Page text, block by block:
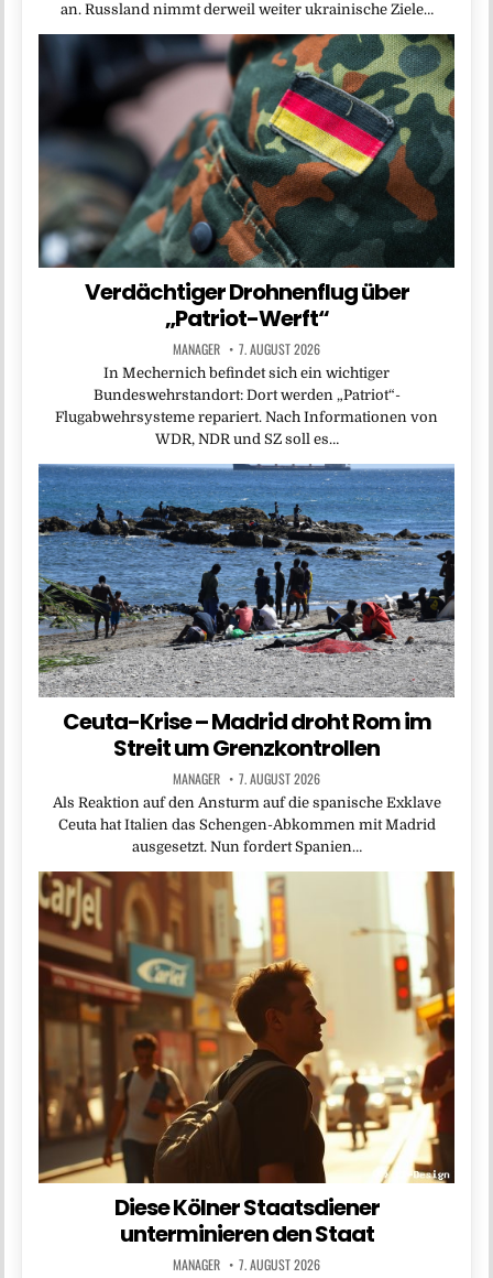
an. Russland nimmt derweil weiter ukrainische Ziele…
Verdächtiger Drohnenflug über
„Patriot-Werft“
MANAGER 7. AUGUST 2026
In Mechernich befindet sich ein wichtiger
Bundeswehrstandort: Dort werden „Patriot“-
Flugabwehrsysteme repariert. Nach Informationen von
WDR, NDR und SZ soll es…
Ceuta-Krise – Madrid droht Rom im
Streit um Grenzkontrollen
MANAGER 7. AUGUST 2026
Als Reaktion auf den Ansturm auf die spanische Exklave
Ceuta hat Italien das Schengen-Abkommen mit Madrid
ausgesetzt. Nun fordert Spanien…
Diese Kölner Staatsdiener
unterminieren den Staat
MANAGER 7. AUGUST 2026